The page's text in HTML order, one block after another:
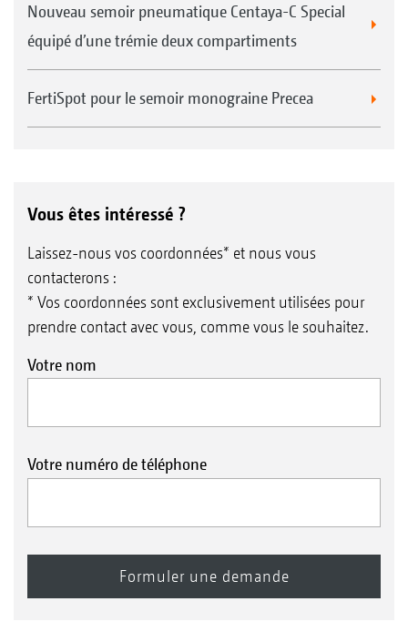
Nouveau semoir pneumatique Centaya-C Special
équipé d’une trémie deux compartiments
FertiSpot pour le semoir monograine Precea
Vous êtes intéressé ?
Laissez-nous vos coordonnées* et nous vous
contacterons :
* Vos coordonnées sont exclusivement utilisées pour
prendre contact avec vous, comme vous le souhaitez.
Votre nom
Votre numéro de téléphone